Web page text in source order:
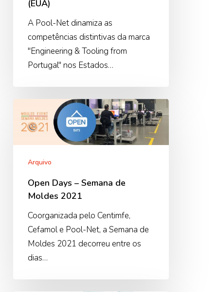
(EUA)
A Pool-Net dinamiza as
competências distintivas da marca
"Engineering & Tooling from
Portugal" nos Estados…
Days
Semana
2021
Arquivo
Open Days – Semana de
Moldes 2021
Coorganizada pelo Centimfe,
Cefamol e Pool-Net, a Semana de
Moldes 2021 decorreu entre os
dias…